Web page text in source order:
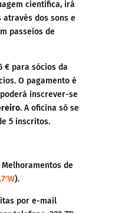
científica, irá
dos sons e
passeios de
€ para sócios da
O pagamento é
inscrever-se
. A oficina só se
5 inscritos.
de
).
por e-mail